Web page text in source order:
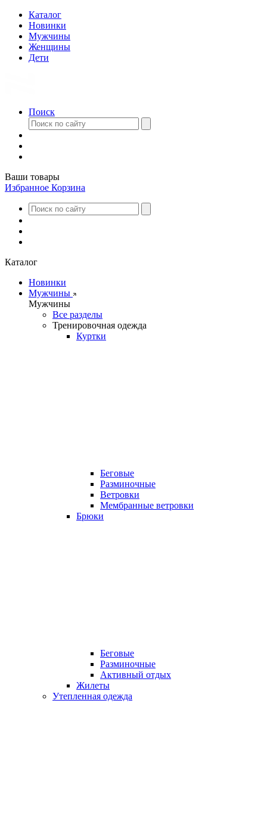
Каталог
Новинки
Мужчины
Женщины
Дети
Поиск
Ваши товары
Избранное Корзина
Каталог
Новинки
Мужчины
Мужчины
Все разделы
Тренировочная одежда
Куртки
Беговые
Разминочные
Ветровки
Мембранные ветровки
Брюки
Беговые
Разминочные
Активный отдых
Жилеты
Утепленная одежда